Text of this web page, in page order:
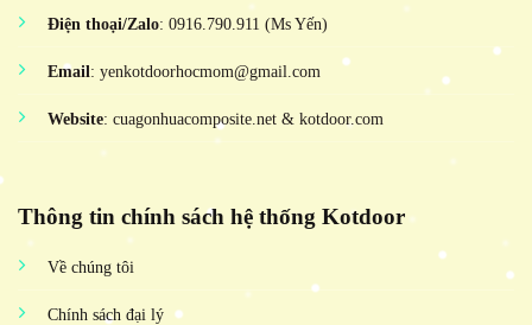
Điện thoại/Zalo: 0916.790.911 (Ms Yến)
Email: yenkotdoorhocmom@gmail.com
Website: cuagonhuacomposite.net & kotdoor.com
Thông tin chính sách hệ thống Kotdoor
Về chúng tôi
Chính sách đại lý